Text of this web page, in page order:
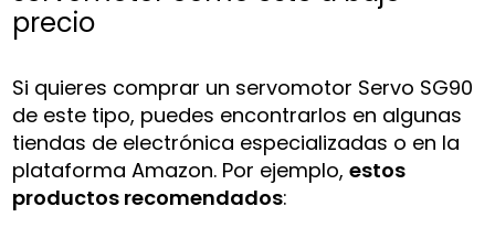
precio
Si quieres comprar un servomotor Servo SG90
de este tipo, puedes encontrarlos en algunas
tiendas de electrónica especializadas o en la
plataforma Amazon. Por ejemplo,estos
productos recomendados: